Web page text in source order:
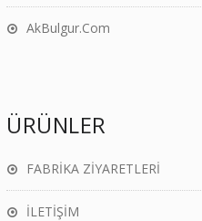
AkBulgur.Com
ÜRÜNLER
FABRİKA ZİYARETLERİ
İLETİŞİM